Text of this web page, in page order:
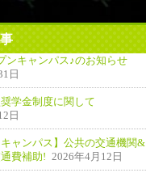
ンキャンパス♪のお知らせ
日
学金制度に関して
日
キャンパス】公共の交通機関&
費補助! 2026年4月12日